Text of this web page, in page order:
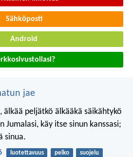
Sähköposti
Android
jae
älkää peljätkö älkääkä säikähtykö
Jumalasi, käy itse sinun kanssasi;
sinua.
luotettavuus pelko suojelu